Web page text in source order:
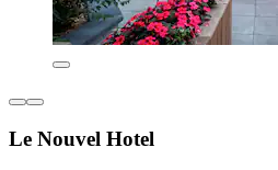
Le Nouvel Hotel